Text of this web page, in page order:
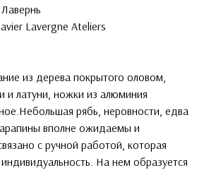
Lavergne Ateliers
из дерева покрытого оловом,
и латуни, ножки из алюминия
рябь, неровности, едва
вполне ожидаемы и
с ручной работой, которая
На нем образуется